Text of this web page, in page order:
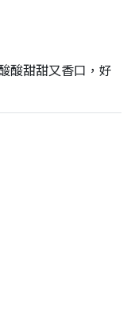
酸甜甜又香口，好